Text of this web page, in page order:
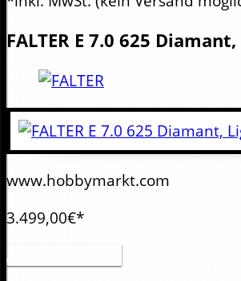
FALTER E 7.0 625
www.hobbymarkt.com
3.499,00€*
Artikel anzeigen